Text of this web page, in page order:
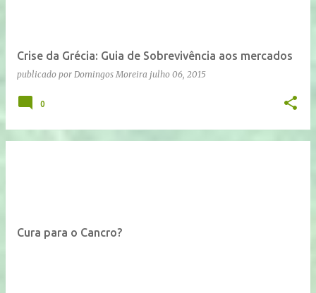
Crise da Grécia: Guia de Sobrevivência aos mercados
publicado por Domingos Moreira julho 06, 2015
0
Cura para o Cancro?